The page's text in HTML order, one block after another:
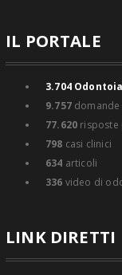
IL PORTALE
3.704
9.757domande
77.620 risposte
798 casi clinici
634 articoli
336 video di
LINK DIRETTI